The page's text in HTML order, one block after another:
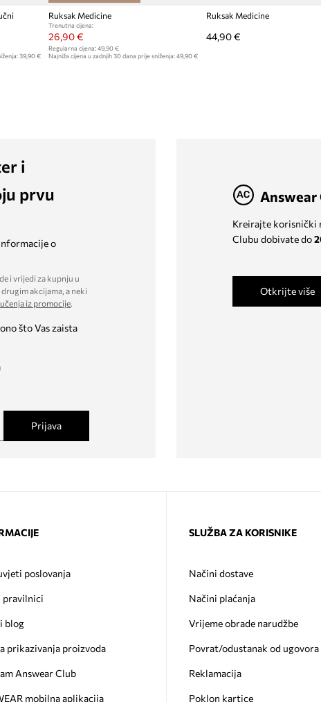
39,90 €
Ruksak Medicine
Trenutna cijena:
26,90 €
Regularna cijena: 49,90 €
Najniža cijena u zadnjih 30 dana prije sniženja: 49,90 €
Ruksak Medicine
44,90 €
i
prvu
o
i vrijedi za kupnju u
akcijama, a neki
iz promocije.
što Vas zaista
Prijava
Answear
Kreirajte korisnički
Clubu dobivate do
Otkrijte više
poslovanja
pravilnici
blog
prikazivanja proizvoda
Answear Club
mobilna aplikacija
SLUŽBA ZA KORISNIKE
Načini dostave
Načini plaćanja
Vrijeme obrade narudžbe
Povrat/odustanak od ugovora
Reklamacija
Poklon kartice